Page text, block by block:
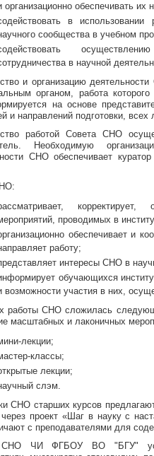
организационно обеспечивать их
в использовании
сообщества в учебном
в научной
и организацию
органом, работа
на основе
и направлений подготовки, всех
работой Совета СНО
Необходимую
СНО обеспечивает
проводимых в
обеспечивает и
работу;
интересы СНО в
обучающихся
возможности участия в них,
работы СНО сложилась
масштабных и лаконичных
лекции;
классы;
лекции;
слэм.
СНО старших курсов
проект «Шаг в науку с
с преподавателями для
ЧИ ФГБОУ ВО "БГУ"